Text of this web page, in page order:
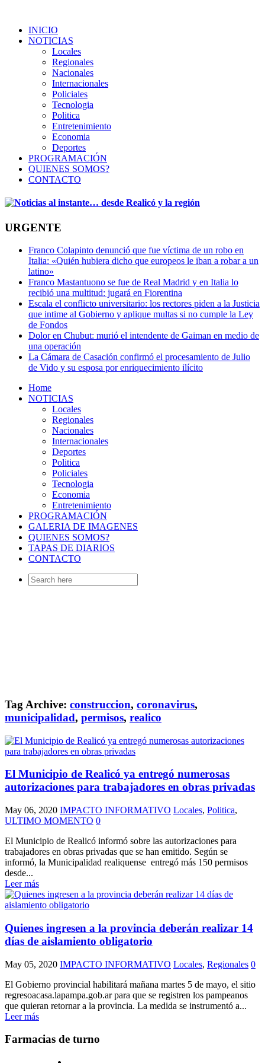
INICIO
NOTICIAS
Locales
Regionales
Nacionales
Internacionales
Policiales
Tecnologia
Politica
Entretenimiento
Economia
Deportes
PROGRAMACIÓN
QUIENES SOMOS?
CONTACTO
URGENTE
Franco Colapinto denunció que fue víctima de un robo en
Italia: «Quién hubiera dicho que europeos le iban a robar a un
latino»
Franco Mastantuono se fue de Real Madrid y en Italia lo
recibió una multitud: jugará en Fiorentina
Escala el conflicto universitario: los rectores piden a la Justicia
que intime al Gobierno y aplique multas si no cumple la Ley
de Fondos
Dolor en Chubut: murió el intendente de Gaiman en medio de
una operación
La Cámara de Casación confirmó el procesamiento de Julio
de Vido y su esposa por enriquecimiento ilícito
Home
NOTICIAS
Locales
Regionales
Nacionales
Internacionales
Deportes
Politica
Policiales
Tecnologia
Economia
Entretenimiento
PROGRAMACIÓN
GALERIA DE IMAGENES
QUIENES SOMOS?
TAPAS DE DIARIOS
CONTACTO
Search
for:
Tag Archive: construccion, coronavirus,
municipalidad, permisos, realico
El Municipio de Realicó ya entregó numerosas
autorizaciones para trabajadores en obras privadas
May 06, 2020 IMPACTO INFORMATIVO Locales, Politica,
ULTIMO MOMENTO 0
El Municipio de Realicó informó sobre las autorizaciones para
trabajadores en obras privadas que se han emitido. Según se
informó, la Municipalidad realiquense entregó más 150 permisos
desde...
Leer más
Quienes ingresen a la provincia deberán realizar 14
días de aislamiento obligatorio
May 05, 2020 IMPACTO INFORMATIVO Locales, Regionales 0
El Gobierno provincial habilitará mañana martes 5 de mayo, el sitio
regresoacasa.lapampa.gob.ar para que se registren los pampeanos
que quieran retornar a la provincia. La medida se instrumentó a...
Leer más
Farmacias de turno